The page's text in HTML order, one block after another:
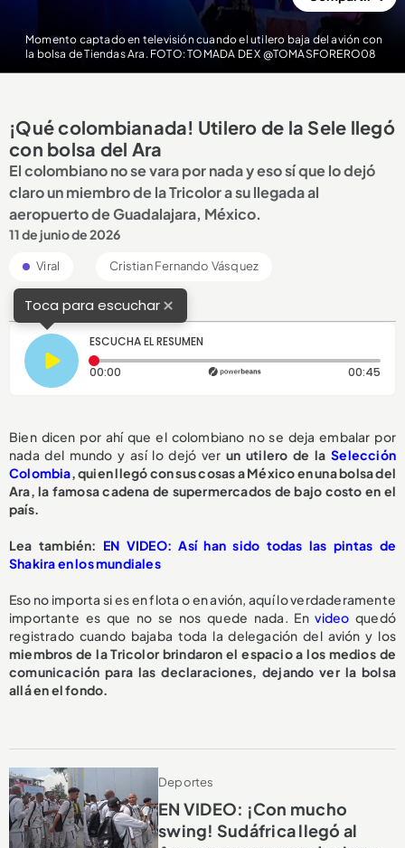
Momento captado en televisión cuando el utilero baja del avión con
la bolsa de Tiendas Ara. FOTO: TOMADA DE X @TOMASFORERO08
¡Qué colombianada! Utilero de la Sele llegó
con bolsa del Ara
El colombiano no se vara por nada y eso sí que lo dejó
claro un miembro de la Tricolor a su llegada al
aeropuerto de Guadalajara, México.
11 de junio de 2026
Viral Cristian Fernando Vásquez
Toca para escuchar×
ESCUCHA EL RESUMEN
00:00 Tiempo transcurrido: 0 segundos 00:45
Bien dicen por ahí que el colombiano no se deja embalar por
nada del mundo y así lo dejó verun utilero de laSelección
Colombia, quien llegó con sus cosas a México en una bolsa del
Ara, la famosa cadena de supermercados de bajo costo en el
país.
Lea también: EN VIDEO: Así han sido todas las pintas de
Shakira en los mundiales
Eso no importa si es en flota o en avión, aquí lo verdaderamente
importante es que no se nos quede nada. Envideo quedó
registrado cuando bajaba toda la delegación del avión y los
miembros de la Tricolor brindaron el espacio a los medios de
comunicación para las declaraciones, dejando ver la bolsa
allá en el fondo.
Deportes
EN VIDEO: ¡Con mucho
swing! Sudáfrica llegó al